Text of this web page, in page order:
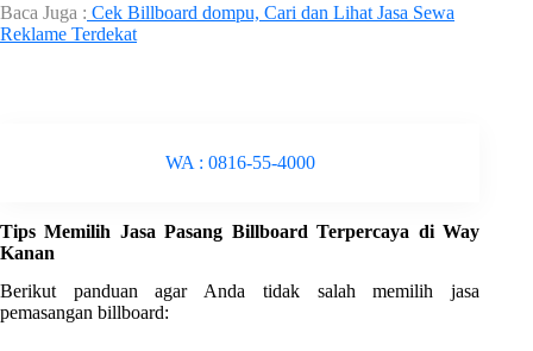
Baca Juga : Cek Billboard dompu, Cari dan Lihat Jasa Sewa
Reklame Terdekat
WA : 0816-55-4000
Tips Memilih Jasa Pasang Billboard Terpercaya di Way
Kanan
Berikut panduan agar Anda tidak salah memilih jasa
pemasangan billboard: